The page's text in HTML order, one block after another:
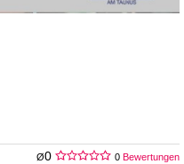
Ø0 0 Bewertungen